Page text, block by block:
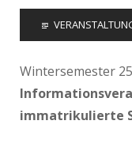
Wintersemester
immatrikulierte